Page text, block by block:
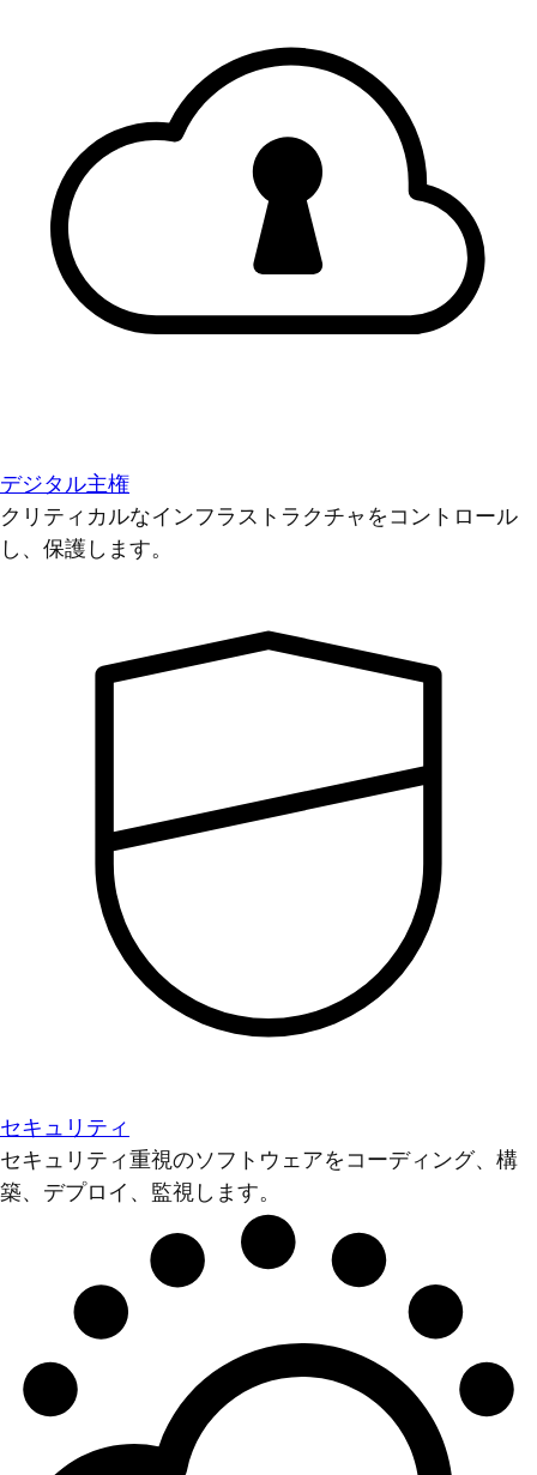
デジタル主権
クリティカルなインフラストラクチャをコントロール
し、保護します。
セキュリティ
セキュリティ重視のソフトウェアをコーディング、構
築、デプロイ、監視します。